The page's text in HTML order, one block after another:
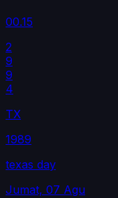
00.15
2
9
9
4
TX
1989
texas day
Jumat, 07 Agu